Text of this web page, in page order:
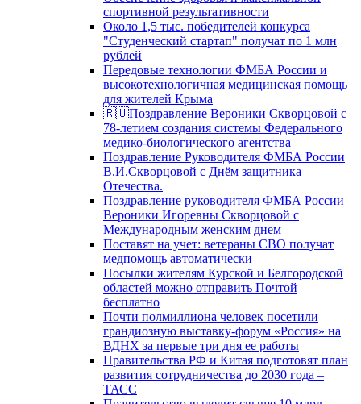
спортивной результативности
Около 1,5 тыс. победителей конкурса
"Студенческий стартап" получат по 1 млн
рублей
Передовые технологии ФМБА России и
высокотехнологичная медицинская помощь
для жителей Крыма
🇷🇺Поздравление Вероники Скворцовой с
78-летием создания системы Федерального
медико-биологического агентства
Поздравление Руководителя ФМБА России
В.И.Скворцовой с Днём защитника
Отечества.
Поздравление руководителя ФМБА России
Вероники Игоревны Скворцовой с
Международным женским днем
Поставят на учет: ветераны СВО получат
медпомощь автоматически
Посылки жителям Курской и Белгородской
областей можно отправить Почтой
бесплатно
Почти полмиллиона человек посетили
грандиозную выставку-форум «Россия» на
ВДНХ за первые три дня ее работы
Правительства РФ и Китая подготовят план
развития сотрудничества до 2030 года –
ТАСС